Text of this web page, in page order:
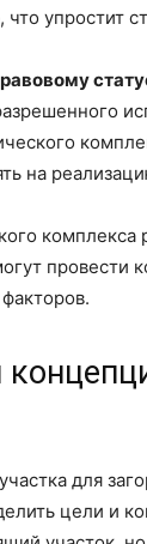
упростит
на
провести
для
цели и